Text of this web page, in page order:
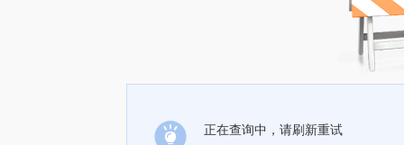
正在查询中，请刷新重试